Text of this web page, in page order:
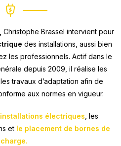
Christophe Brassel intervient pour
des installations, aussi bien
les professionnels. Actif dans le
depuis 2009, il réalise les
travaux d’adaptation afin de
aux normes en vigueur.
électriques , les
et le placement de bornes de